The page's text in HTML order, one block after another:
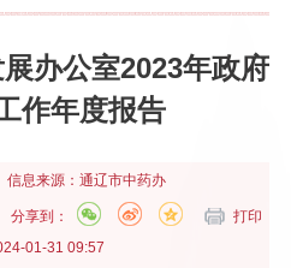
开>政府信息公开年报
办公室2023年政府
作年度报告
信息来源： 通辽市中药办
打印
分享到：
01-31 09:57